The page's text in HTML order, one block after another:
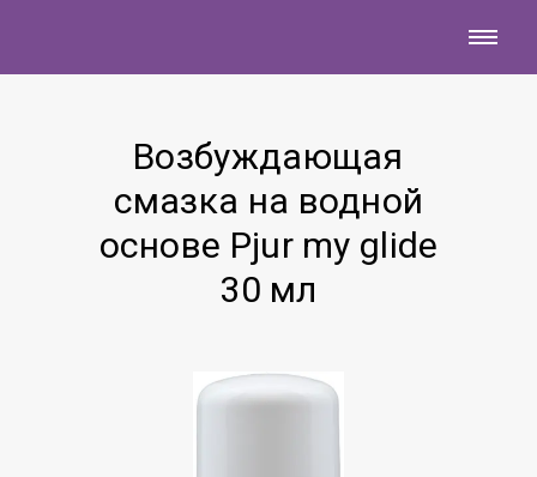
Возбуждающая
смазка на водной
основе Pjur my glide
30 мл